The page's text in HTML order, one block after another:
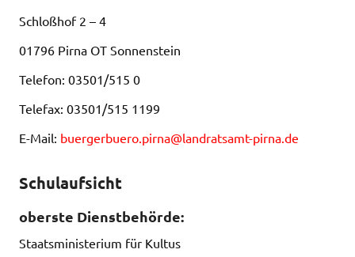
Schloßhof 2 – 4
01796 Pirna OT Sonnenstein
Telefon: 03501/515 0
Telefax: 03501/515 1199
E-Mail: buergerbuero.pirna@landratsamt-pirna.de
Schulaufsicht
oberste Dienstbehörde:
Staatsministerium für Kultus